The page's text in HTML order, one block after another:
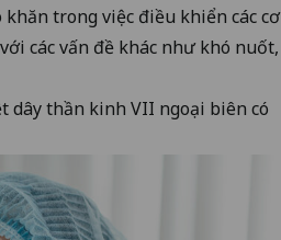
trong việc điều khiển các cơ
các vấn đề khác như khó nuốt,
dây thần kinh VII ngoại biên có